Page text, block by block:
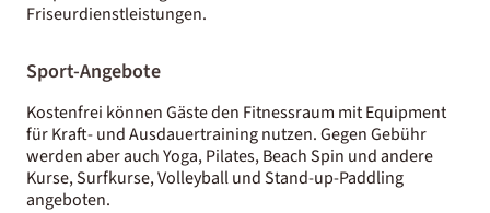
Friseurdienstleistungen.
Sport-Angebote
Kostenfrei können Gäste den Fitnessraum mit Equipment
für Kraft- und Ausdauertraining nutzen. Gegen Gebühr
werden aber auch Yoga, Pilates, Beach Spin und andere
Kurse, Surfkurse, Volleyball und Stand-up-Paddling
angeboten.